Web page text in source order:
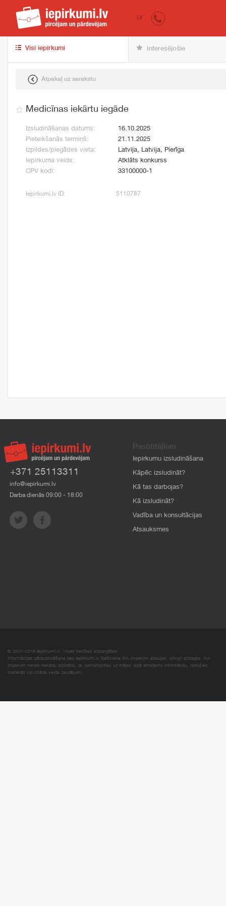
iepirkumi.lv
LV
Visi iepirkumi Interesējošie
Atpakaļ uz sarakstu
Medicīnas iekārtu iegāde
Izsludināšanas datums:
16.10.2025
Pieteikšanās termiņš:
21.11.2025
Izpildes/piegādes vieta:
Latvija, Latvija, Pierīga
Iepirkuma veids:
Atklāts konkurss
CPV kodi:
33100000-1
Iepirkumi.lv ID: 5110787
+371 25113311
info@iepirkumi.lv
Darba dienās 09:00 - 18:00
Pasūtītājiem
Iepirkumu izsludināšana
Kāpēc izsludināt?
Kā tas darbojas?
Kā izsludināt?
Vadība un konsultācijas
Atsauksmes
© 2007–2018 Iepirkumi.lv. Visas tiesības aizsargātas.
Informācijas pārpublicēšana bez iepirkumi.lv īpašnieka SIA Imperum atļaujas, stingri aizliegta. SIA
Imperum nenes nekādu atbildību, ja, pamatojoties uz mājas lapā atrodamo informāciju, radušies
materiāli vai citāda veida zaudējumi.